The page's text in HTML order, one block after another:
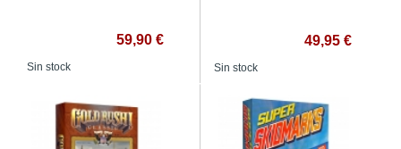
59,90 €
Sin stock
49,95 €
Sin stock